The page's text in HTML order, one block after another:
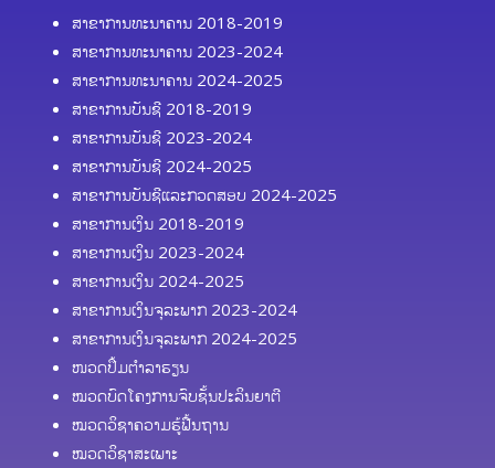
ສາຂາການທະນາຄານ 2018-2019
ສາຂາການທະນາຄານ 2023-2024
ສາຂາການທະນາຄານ 2024-2025
ສາຂາການບັນຊີ 2018-2019
ສາຂາການບັນຊີ 2023-2024
ສາຂາການບັນຊີ 2024-2025
ສາຂາການບັນຊີແລະກວດສອບ 2024-2025
ສາຂາການເງິນ 2018-2019
ສາຂາການເງິນ 2023-2024
ສາຂາການເງິນ 2024-2025
ສາຂາການເງິນຈຸລະພາກ 2023-2024
ສາຂາການເງິນຈຸລະພາກ 2024-2025
ໜວດປຶ້ມຕຳລາຮຽນ
ໝວດບົດໂຄງການຈົບຊັ້ນປະລິນຍາຕີ
ໝວດວິຊາຄວາມຮູ້ຟື້ນຖານ
ໝວດວິຊາສະເພາະ